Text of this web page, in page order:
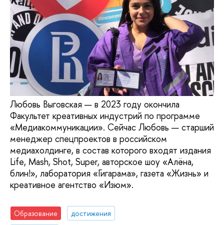
Любовь Выговская — в 2023 году окончила
Факультет креативных индустрий по программе
«Медиакоммуникации». Сейчас Любовь — старший
менеджер спецпроектов в российском
медиахолдинге, в состав которого входят издания
Life, Mash, Shot, Super, авторское шоу «Алёна,
блин!», лаборатория «Гигарама», газета «Жизнь» и
креативное агентство «Изюм».
Образование
достижения